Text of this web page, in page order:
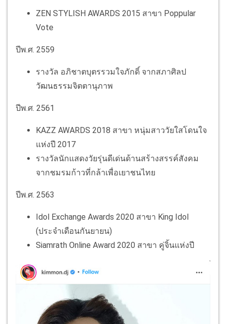
ZEN STYLISH AWARDS 2015 สาขา Poppular
Vote
ปีพ.ศ. 2559
รางวัล อภิชาตบุตรรวมใจภักดิ์ จากสภาศิลป
วัฒนธรรมจิตตานุภาพ
ปีพ.ศ. 2561
KAZZ AWARDS 2018 สาขา หนุ่มสาววัยใสโดนใจ
แห่งปี 2017
รางวัลนักแสดงวัยรุ่นดีเด่นด้านสร้างสรรค์สังคม
จากชมรมก้าวที่กล้าเพื่อเยาชนไทย
ปีพ.ศ. 2563
Idol Exchange Awards 2020 สาขา King Idol
(ประจำเดือนกันยายน)
Siamrath Online Award 2020 สาขา คู่จิ้นแห่งปี